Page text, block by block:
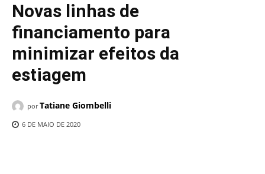
Novas linhas de
financiamento para
minimizar efeitos da
estiagem
por Tatiane Giombelli
6 DE MAIO DE 2020